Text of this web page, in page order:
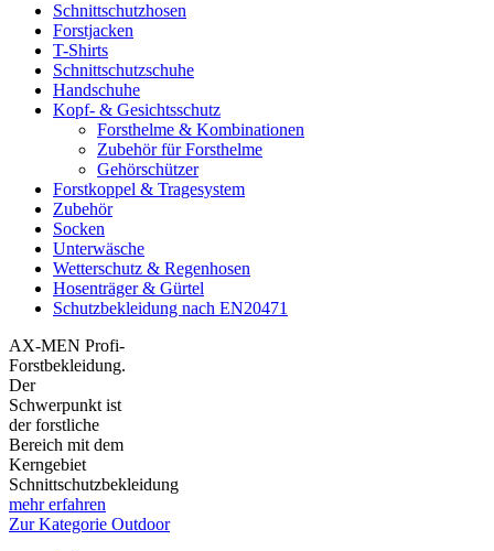
Schnittschutzhosen
Forstjacken
T-Shirts
Schnittschutzschuhe
Handschuhe
Kopf- & Gesichtsschutz
Forsthelme & Kombinationen
Zubehör für Forsthelme
Gehörschützer
Forstkoppel & Tragesystem
Zubehör
Socken
Unterwäsche
Wetterschutz & Regenhosen
Hosenträger & Gürtel
Schutzbekleidung nach EN20471
AX-MEN Profi-
Forstbekleidung.
Der
Schwerpunkt ist
der forstliche
Bereich mit dem
Kerngebiet
Schnittschutzbekleidung
mehr erfahren
Zur Kategorie Outdoor